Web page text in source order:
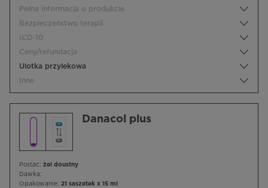
Pełna informacja o produkcie
Bezpieczeństwo terapii
ICD-10
Ceny/refundacja
Ulotka przylekowa
Inne
Danacol plus
Postać: żel doustny
Dawka:
Opakowanie: 21 saszetek x 15 ml